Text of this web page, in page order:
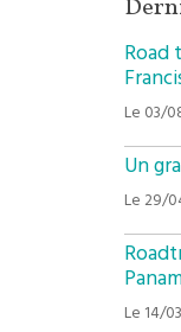
Road
Le 03/
Un
Le 29/
Le 14/